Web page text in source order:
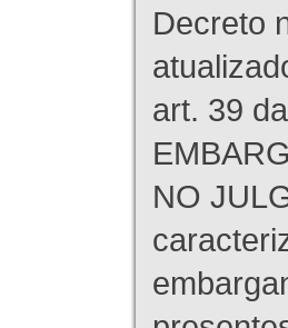
Decreto
art. 39
NO